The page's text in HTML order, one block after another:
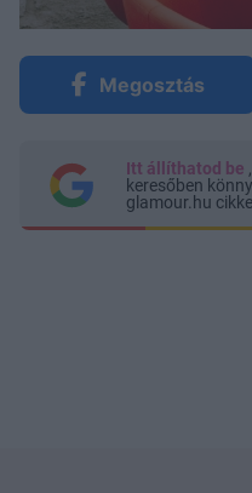
Megosztás
Itt állíthatod be
keresőben
glamour.hu